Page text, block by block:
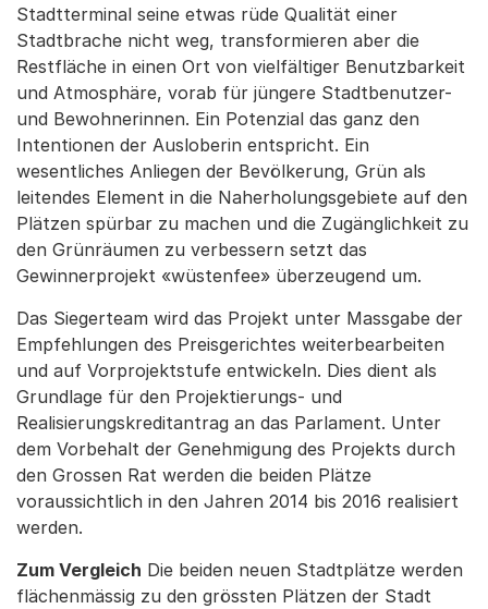
Stadtterminal seine etwas rüde Qualität einer
Stadtbrache nicht weg, transformieren aber die
Restfläche in einen Ort von vielfältiger Benutzbarkeit
und Atmosphäre, vorab für jüngere Stadtbenutzer-
und Bewohnerinnen. Ein Potenzial das ganz den
Intentionen der Ausloberin entspricht. Ein
wesentliches Anliegen der Bevölkerung, Grün als
leitendes Element in die Naherholungsgebiete auf den
Plätzen spürbar zu machen und die Zugänglichkeit zu
den Grünräumen zu verbessern setzt das
Gewinnerprojekt «wüstenfee» überzeugend um.
Das Siegerteam wird das Projekt unter Massgabe der
Empfehlungen des Preisgerichtes weiterbearbeiten
und auf Vorprojektstufe entwickeln. Dies dient als
Grundlage für den Projektierungs- und
Realisierungskreditantrag an das Parlament. Unter
dem Vorbehalt der Genehmigung des Projekts durch
den Grossen Rat werden die beiden Plätze
voraussichtlich in den Jahren 2014 bis 2016 realisiert
werden.
Zum Vergleich Die beiden neuen Stadtplätze werden
flächenmässig zu den grössten Plätzen der Stadt